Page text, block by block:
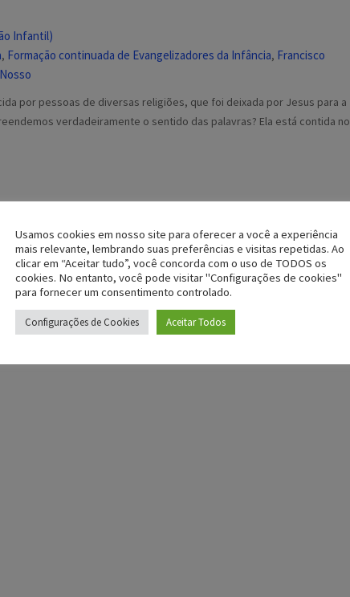
Infantil)
, Formação continuada de Evangelizadores da Infância, Francisco
por pessoas de diversas religiões, que foi deixada por Jesus para a
verdadeiramente o sentido das palavras? Ela está contida no
Usamos cookies em nosso site para oferecer a você a experiência
mais relevante, lembrando suas preferências e visitas repetidas. Ao
clicar em “Aceitar tudo”, você concorda com o uso de TODOS os
cookies. No entanto, você pode visitar "Configurações de cookies"
para fornecer um consentimento controlado.
Configurações de Cookies Aceitar Todos